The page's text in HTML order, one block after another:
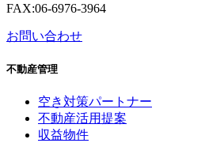
FAX:06-6976-3964
お問い合わせ
不動産管理
空き対策パートナー
不動産活用提案
収益物件